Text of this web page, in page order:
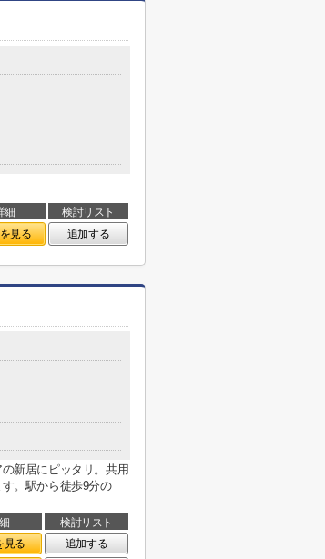
細
検討リスト
見る 追加する
新居にピッタリ。共用
。駅から徒歩9分の
検討リスト
見る
追加する